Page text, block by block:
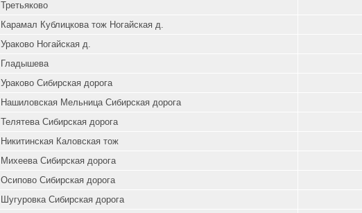
Третьяково
Карамал Кублицкова тож Ногайская д.
Ураково Ногайская д.
Гладышева
Ураково Сибирская дорога
Нашиловская Мельница Сибирская дорога
Телятева Сибирская дорога
Никитинская Каловская тож
Михеева Сибирская дорога
Осипово Сибирская дорога
Шугуровка Сибирская дорога